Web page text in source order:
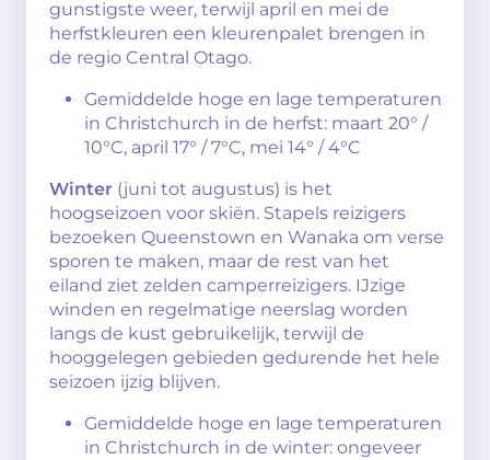
gunstigste weer, terwijl april en mei de
herfstkleuren een kleurenpalet brengen in
de regio Central Otago.
Gemiddelde hoge en lage temperaturen
in Christchurch in de herfst: maart 20° /
10°C, april 17° / 7°C, mei 14° / 4°C
Winter (juni tot augustus) is het
hoogseizoen voor skiën. Stapels reizigers
bezoeken Queenstown en Wanaka om verse
sporen te maken, maar de rest van het
eiland ziet zelden camperreizigers. IJzige
winden en regelmatige neerslag worden
langs de kust gebruikelijk, terwijl de
hooggelegen gebieden gedurende het hele
seizoen ijzig blijven.
Gemiddelde hoge en lage temperaturen
in Christchurch in de winter: ongeveer